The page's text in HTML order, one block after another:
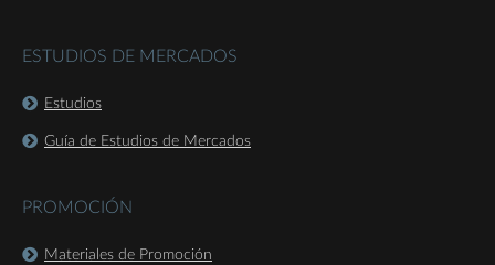
ESTUDIOS DE MERCADOS
Estudios
Guía de Estudios de Mercados
PROMOCIÓN
Materiales de Promoción